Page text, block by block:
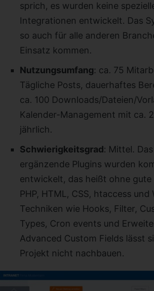
sprich, es wurden keine
Integrationen entwickelt. Das
so auch für alle anderen
Einsatz kommen.
Nutzungsumfang: ca. 75
Tägliche Posts, dauerhaftes
ca. 100 Downloads/Dateien/
Kalender-Management mit ca.
jährlich.
Schwierigkeitsgrad: Mittel.
ergänzende Plugins wurden
entwickelt, das heißt ohne gute
PHP, HTML, CSS, htaccess und
Techniken wie Hooks, Filter,
Types, Cron events und
Advanced Custom Fields lässt
Projekt nicht nachbauen.